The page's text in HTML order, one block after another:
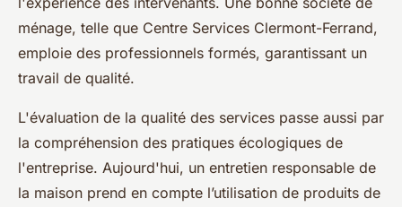
ménage, telle que Centre Services Clermont-Ferrand,
emploie des professionnels formés, garantissant un
travail de qualité.
L'évaluation de la qualité des services passe aussi par
la compréhension des pratiques écologiques de
l'entreprise. Aujourd'hui, un entretien responsable de
la maison prend en compte l’utilisation de produits de